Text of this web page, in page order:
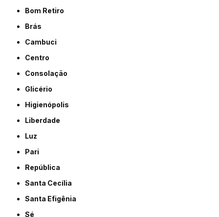
Bom Retiro
Brás
Cambuci
Centro
Consolação
Glicério
Higienópolis
Liberdade
Luz
Pari
República
Santa Cecília
Santa Efigênia
Sé